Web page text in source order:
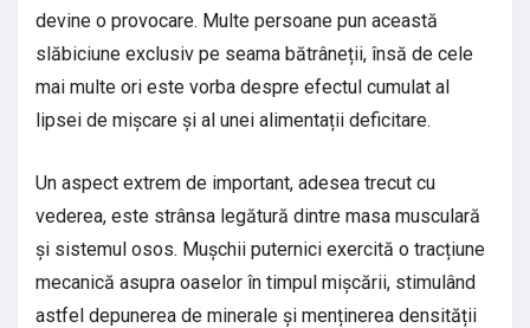
devine o provocare. Multe persoane pun această
slăbiciune exclusiv pe seama bătrâneții, însă de cele
mai multe ori este vorba despre efectul cumulat al
lipsei de mișcare și al unei alimentații deficitare.
Un aspect extrem de important, adesea trecut cu
vederea, este strânsa legătură dintre masa musculară
și sistemul osos. Mușchii puternici exercită o tracțiune
mecanică asupra oaselor în timpul mișcării, stimulând
astfel depunerea de minerale și menținerea densității